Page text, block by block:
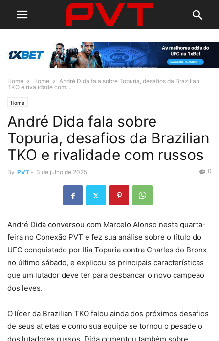
Home Home
André Dida fala sobre Topuria, desafios da Brazilian
TKO e rivalidade com...
Home
André Dida fala sobre
Topuria, desafios da Brazilian
TKO e rivalidade com russos
By PVT - 3 de julho de 2025 0
André Dida conversou com Marcelo Alonso nesta quarta-
feira no Conexão PVT e fez sua análise sobre o título do
UFC conquistado por Ilia Topuria contra Charles do Bronx
no último sábado, e explicou as principais características
que um lutador deve ter para desbancar o novo campeão
dos leves.
O líder da Brazilian TKO falou ainda dos próximos desafios
de seus atletas e como sua equipe se tornou o pesadelo
dos lutadores russos. Dida comentou também sobre